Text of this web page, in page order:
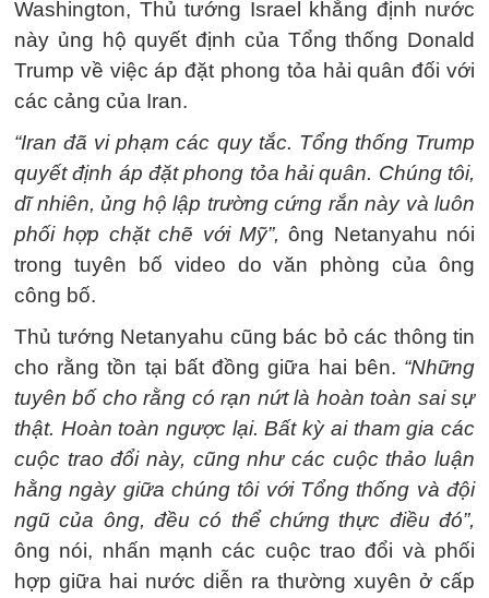
Washington, Thủ tướng Israel khẳng định nước
này ủng hộ quyết định của Tổng thống Donald
Trump về việc áp đặt phong tỏa hải quân đối với
các cảng của Iran.
“Iran đã vi phạm các quy tắc. Tổng thống Trump
quyết định áp đặt phong tỏa hải quân. Chúng tôi,
dĩ nhiên, ủng hộ lập trường cứng rắn này và luôn
phối hợp chặt chẽ với Mỹ”, ông Netanyahu nói
trong tuyên bố video do văn phòng của ông
công bố.
Thủ tướng Netanyahu cũng bác bỏ các thông tin
cho rằng tồn tại bất đồng giữa hai bên. “Những
tuyên bố cho rằng có rạn nứt là hoàn toàn sai sự
thật. Hoàn toàn ngược lại. Bất kỳ ai tham gia các
cuộc trao đổi này, cũng như các cuộc thảo luận
hằng ngày giữa chúng tôi với Tổng thống và đội
ngũ của ông, đều có thể chứng thực điều đó”,
ông nói, nhấn mạnh các cuộc trao đổi và phối
hợp giữa hai nước diễn ra thường xuyên ở cấp